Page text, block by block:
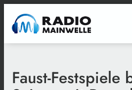
Faust-Festspiele